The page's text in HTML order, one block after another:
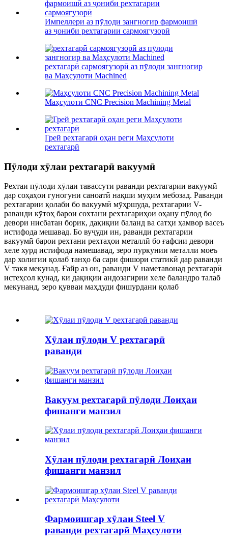
Импеллери аз пӯлоди зангногир фармоишӣ
аз ҷониби рехтагарии сармоягузорӣ
рехтагарӣ сармоягузорӣ аз пӯлоди зангногир
ва Маҳсулоти Machined
Маҳсулоти CNC Precision Machining Metal
Грей рехтагарӣ оҳан реги Маҳсулоти
рехтагарӣ
Пӯлоди хӯлаи рехтагарӣ вакуумӣ
Рехтаи пӯлоди хӯлаи тавассути раванди рехтагарии вакуумӣ
дар соҳаҳои гуногуни саноатӣ нақши муҳим мебозад. Раванди
рехтагарии қолаби бо вакуумӣ мӯҳршуда, рехтагарии V-
раванди кӯтоҳ барои сохтани рехтагариҳои оҳану пӯлод бо
девори нисбатан борик, дақиқии баланд ва сатҳи ҳамвор васеъ
истифода мешавад. Бо вуҷуди ин, раванди рехтагарии
вакуумӣ барои рехтани рехтаҳои металлӣ бо ғафсии девори
хеле хурд истифода намешавад, зеро пуркунии металли моеъ
дар холигии қолаб танҳо ба сари фишори статикӣ дар раванди
V такя мекунад. Ғайр аз он, раванди V наметавонад рехтагарӣ
истеҳсол кунад, ки дақиқии андозагирии хеле баландро талаб
мекунанд, зеро қувваи маҳдуди фишурдани қолаб
Хӯлаи пӯлоди V рехтагарӣ
раванди
Вакуум рехтагарӣ пӯлоди Лоиҳаи
фишанги манзил
Хӯлаи пӯлоди рехтагарӣ Лоиҳаи
фишанги манзил
Фармоишгар хӯлаи Steel V
раванди рехтагарӣ Маҳсулоти